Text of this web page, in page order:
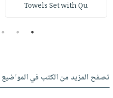
Towels Set with Qu
1
2
3
تصفح المزيد من الكتب في المواضيع